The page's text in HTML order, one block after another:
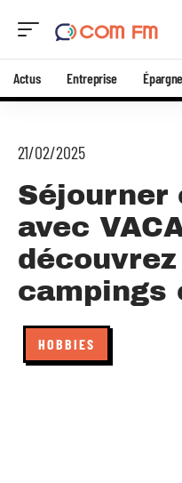
Actus Entreprise Épargne
21/02/2025
Séjourner
avec
campings
HOBBIES